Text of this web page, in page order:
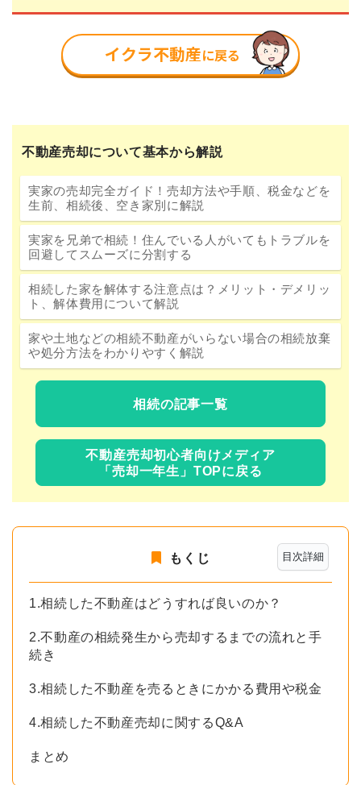
不動産売却について基本から解説
実家の売却完全ガイド！売却方法や手順、税金などを
生前、相続後、空き家別に解説
実家を兄弟で相続！住んでいる人がいてもトラブルを
回避してスムーズに分割する
相続した家を解体する注意点は？メリット・デメリッ
ト、解体費用について解説
家や土地などの相続不動産がいらない場合の相続放棄
や処分方法をわかりやすく解説
相続の記事一覧
不動産売却初心者向けメディア
「売却一年生」TOPに戻る
目次詳細
もくじ
1.相続した不動産はどうすれば良いのか？
2.不動産の相続発生から売却するまでの流れと手
続き
3.相続した不動産を売るときにかかる費用や税金
4.相続した不動産売却に関するQ&A
まとめ